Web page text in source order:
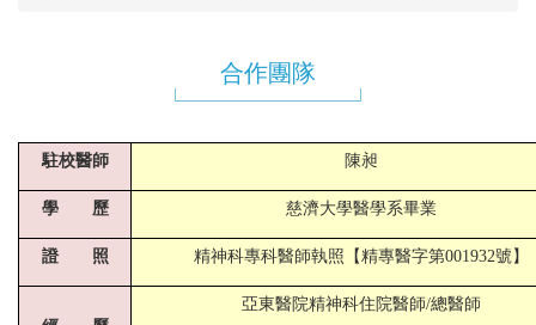
合作團隊
駐校醫師 陳昶
學 歷 慈濟大學醫學系畢業
證 照 精神科專科醫師執照【精專醫字第001932號】
亞東醫院精神科住院醫師/總醫師